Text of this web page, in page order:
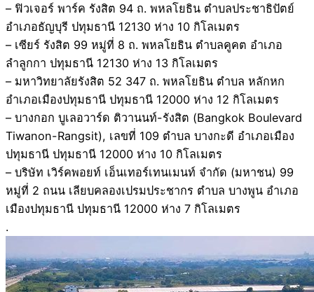
– ฟิวเจอร์ พาร์ค รังสิต 94 ถ. พหลโยธิน ตําบลประชาธิปัตย์
อำเภอธัญบุรี ปทุมธานี 12130 ห่าง 10 กิโลเมตร
– เซียร์ รังสิต 99 หมู่ที่ 8 ถ. พหลโยธิน ตำบลคูคต อำเภอ
ลำลูกกา ปทุมธานี 12130 ห่าง 13 กิโลเมตร
– มหาวิทยาลัยรังสิต 52 347 ถ. พหลโยธิน ตำบล หลักหก
อำเภอเมืองปทุมธานี ปทุมธานี 12000 ห่าง 12 กิโลเมตร
– บางกอก บูเลอวาร์ด ติวานนท์-รังสิต (Bangkok Boulevard
Tiwanon-Rangsit), เลขที่ 109 ตำบล บางกะดี อำเภอเมือง
ปทุมธานี ปทุมธานี 12000 ห่าง 10 กิโลเมตร
– บริษัท เวิร์คพอยท์ เอ็นเทอร์เทนเมนท์ จำกัด (มหาชน) 99
หมู่ที่ 2 ถนน เลียบคลองเปรมประชากร ตำบล บางพูน อำเภอ
เมืองปทุมธานี ปทุมธานี 12000 ห่าง 7 กิโลเมตร
.